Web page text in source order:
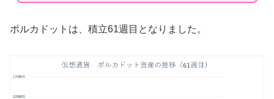
ポルカドットは、積立61週目となりました。